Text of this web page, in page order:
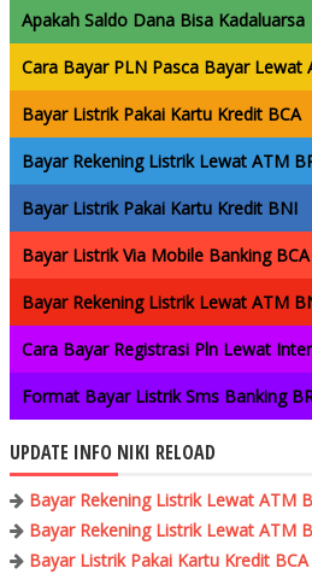
Apakah Saldo Dana Bisa Kadaluarsa
Cara Bayar PLN Pasca Bayar Lewat
Bayar Listrik Pakai Kartu Kredit BCA
Bayar Rekening Listrik Lewat ATM
Bayar Listrik Pakai Kartu Kredit BNI
Bayar Listrik Via Mobile Banking BCA
Bayar Rekening Listrik Lewat ATM
Cara Bayar Registrasi Pln Lewat
Format Bayar Listrik Sms Banking
UPDATE INFO NIKI RELOAD
Bayar Rekening Listrik Lewat ATM
Bayar Rekening Listrik Lewat ATM
Bayar Listrik Pakai Kartu Kredit BCA